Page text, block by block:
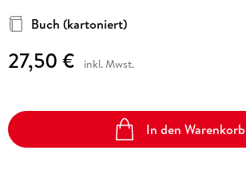
Buch (kartoniert)
27,50 € inkl. Mwst.
In den Warenkorb